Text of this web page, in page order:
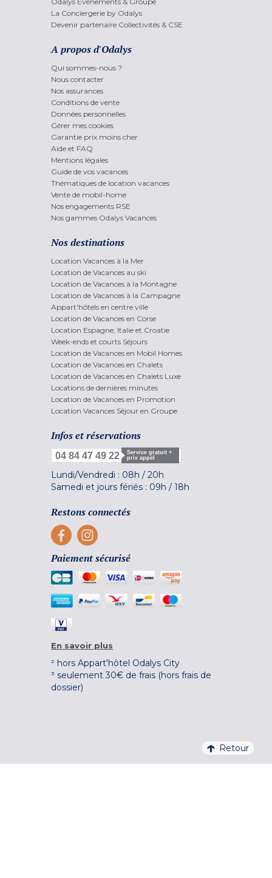
La Conciergerie by Odalys
Devenir partenaire Collectivités & CSE
A propos d'Odalys
Qui sommes-nous ?
Nous contacter
Nos assurances
Conditions de vente
Données personnelles
Gérer mes cookies
Garantie prix moins cher
Aide et FAQ
Mentions légales
Guide de vos vacances
Thématiques de location vacances
Vente de mobil-home
Nos engagements RSE
Nos gammes Odalys Vacances
Nos destinations
Location Vacances à la Mer
Location de Vacances au ski
Location de Vacances à la Montagne
Location de Vacances à la Campagne
Appart'hôtels en centre ville
Location de Vacances en Corse
Location Espagne, Italie et Croatie
Week-ends et courts Séjours
Location de Vacances en Mobil Homes
Location de Vacances en Chalets
Location de Vacances en Chalets Luxe
Locations de dernières minutes
Location de Vacances en Promotion
Location Vacances Séjour en Groupe
Infos et réservations
04 84 47 49 22
Service gratuit +
prix appel
Lundi/Vendredi : 08h / 20h
Samedi et jours fériés : 09h / 18h
Restons connectés
Paiement sécurisé
En savoir plus
² hors Appart'hôtel Odalys City
³ seulement 30€ de frais (hors frais de
dossier)
Retour